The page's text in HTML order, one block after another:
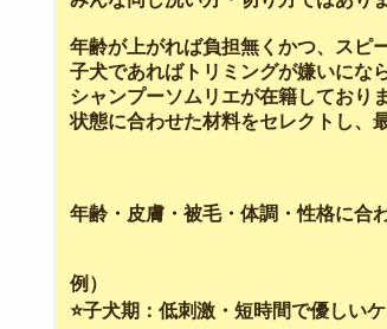
年齢が上がれば負担無くかつ、スピ
子犬であればトリミングが嫌いにな
シャンプーソムリエが在籍しており
状態に合わせた材料をセレクトし、
年齢・皮膚・被毛・体調・性格に合
例）
⭐️子犬期：低刺激・短時間で優しい